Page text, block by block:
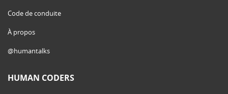
Code de conduite
À propos
@humantalks
HUMAN CODERS